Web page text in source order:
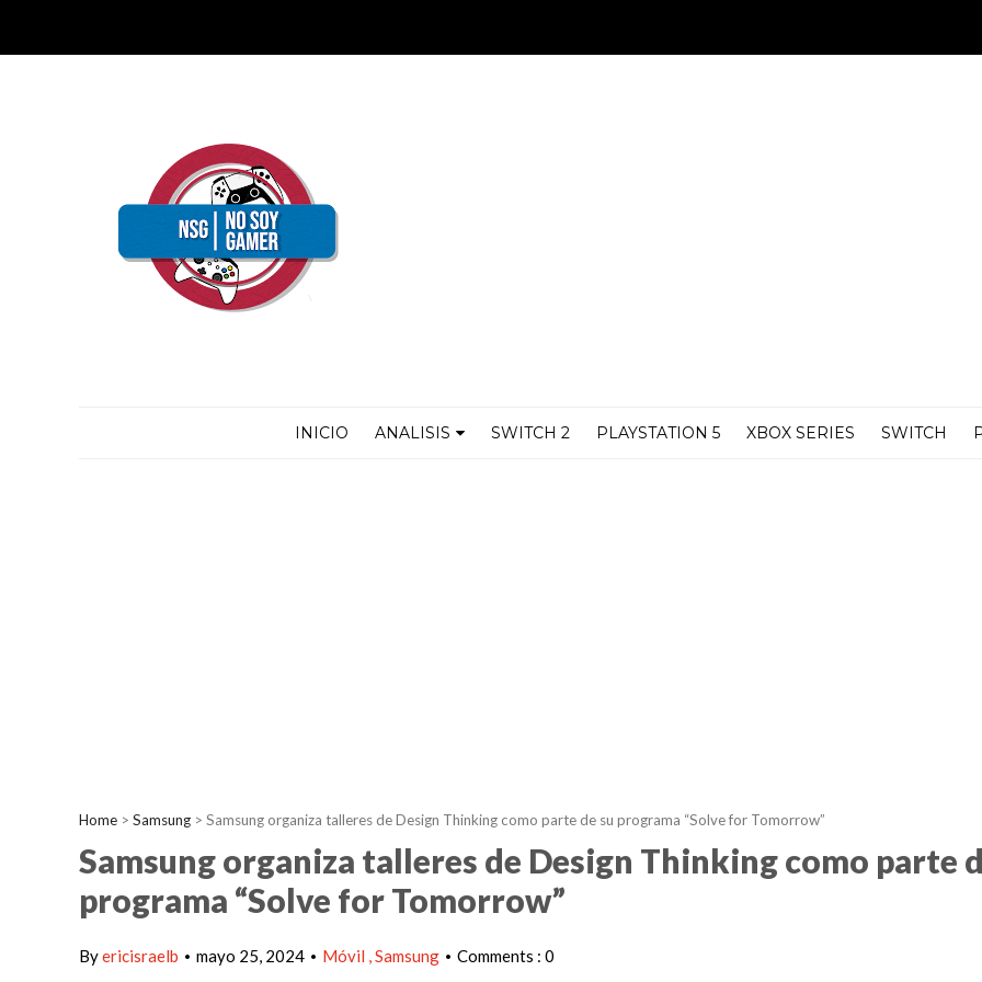
INICIO ANALISIS SWITCH 2 PLAYSTATION 5 XBOX SERIES SWITCH
Home > Samsung > Samsung organiza talleres de Design Thinking como parte de su programa “Solve for Tomorrow”
Samsung organiza talleres de Design Thinking como parte
programa “Solve for Tomorrow”
Byericisraelb • mayo 25, 2024 • Móvil Samsung • Comments : 0